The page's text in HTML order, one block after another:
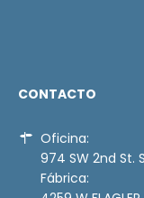
CONTACTO
Oficina:
974 SW 2nd St.
Fábrica: